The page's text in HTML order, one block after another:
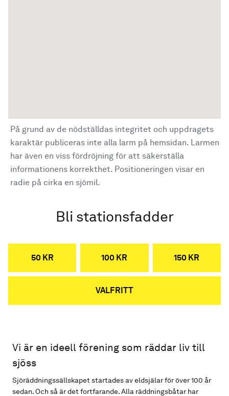
På grund av de nödställdas integritet och uppdragets
karaktär publiceras inte alla larm på hemsidan. Larmen
har även en viss fördröjning för att säkerställa
informationens korrekthet. Positioneringen visar en
radie på cirka en sjömil.
Bli stationsfadder
50 KR 100 KR 150 KR
VALFRITT
Vi är en ideell förening som räddar liv till
sjöss
Sjöräddningssällskapet startades av eldsjälar för över 100 år
sedan. Och så är det fortfarande. Alla räddningsbåtar har